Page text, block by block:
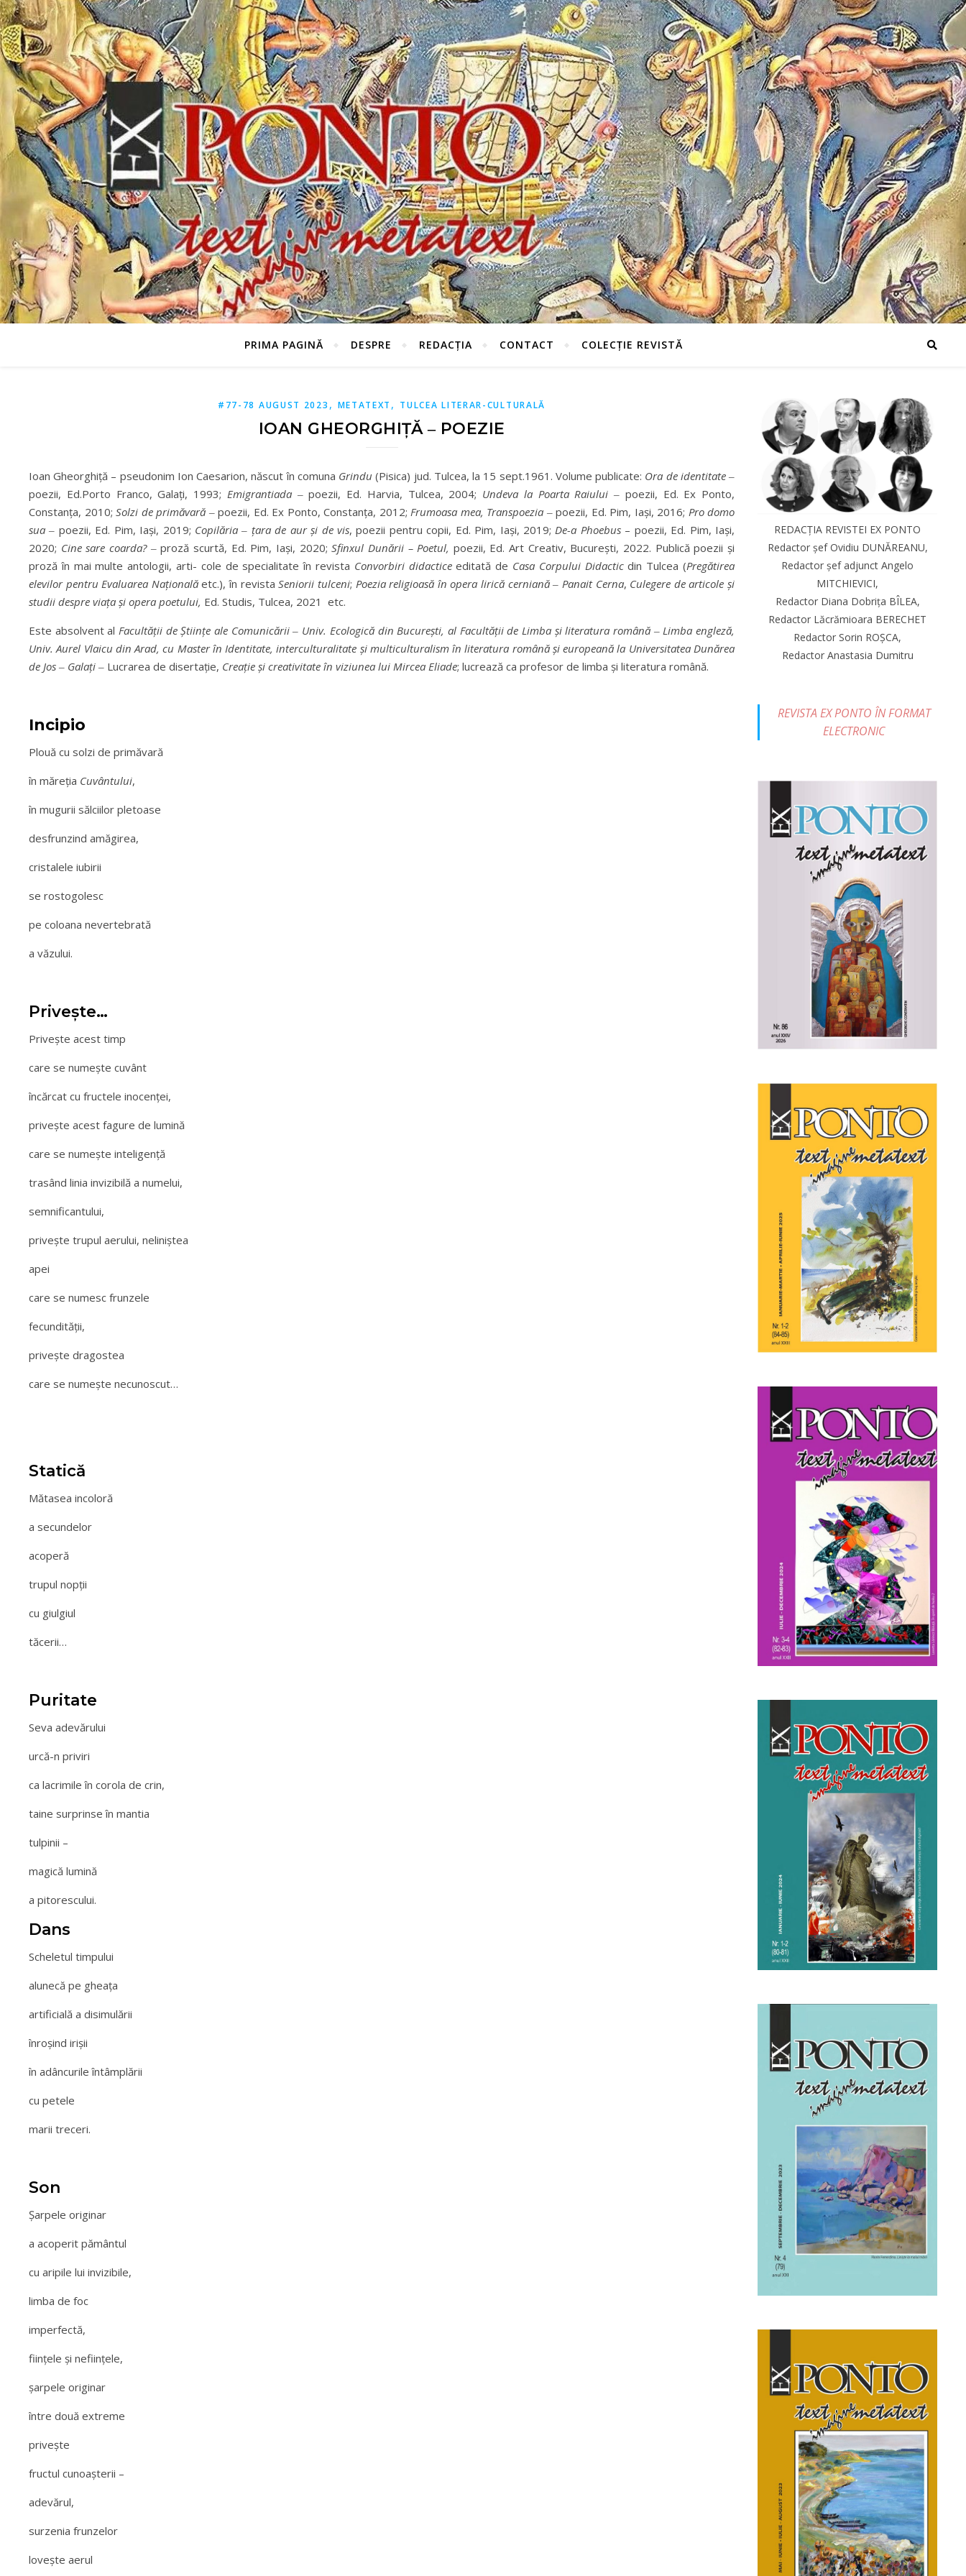
PRIMA PAGINĂ DESPRE REDACȚIA CONTACT COLECȚIE REVISTĂ
#77-78 AUGUST 2023 , METATEXT , TULCEA LITERAR-CULTURALĂ
IOAN GHEORGHIȚĂ ‒ POEZIE
Ioan Gheorghiţă – pseudonim Ion Caesarion, născut în comuna Grindu(Pisica) jud. Tulcea, la 15 sept.1961. Volume publicate: Ora de identitate‒
poezii, Ed.Porto Franco, Galaţi, 1993; Emigrantiada ‒ poezii, Ed. Harvia, Tulcea, 2004; Undeva la Poarta Raiului ‒ poezii, Ed. Ex Ponto,
Constanţa, 2010; Solzi de primăvară ‒ poezii, Ed. Ex Ponto, Constanţa, 2012; Frumoasa mea, Transpoezia ‒ poezii, Ed. Pim, Iaşi, 2016; Pro domo
sua‒ poezii, Ed. Pim, Iaşi, 2019; Copilăria‒ ţara de aur şi de vis, poezii pentru copii, Ed. Pim, Iaşi, 2019;De-a Phoebus – poezii, Ed. Pim, Iaşi,
2020; Cine sare coarda? ‒ proză scurtă, Ed. Pim, Iaşi, 2020;Sfinxul Dunării – Poetul, poezii, Ed. Art Creativ, Bucureşti, 2022. Publică poezii şi
proză în mai multe antologii, arti- cole de specialitate în revista Convorbiri didacticeeditată de Casa Corpului Didacticdin Tulcea (Pregătirea
elevilor pentru Evaluarea Naţionalăetc.), în revistaSeniorii tulceni; Poezia religioasă în opera lirică cerniană‒ Panait Cerna, Culegere de articole şi
studii despre viaţa şi opera poetului, Ed. Studis, Tulcea, 2021 etc.
Este absolvent alFacultăţii de Ştiinţe ale Comunicării‒ Univ. Ecologică din Bucureşti, al Facultăţii de Limba şi literatura română ‒Limba engleză,
Univ. Aurel Vlaicu din Arad, cu Master în Identitate, interculturalitate şi multiculturalism în literatura română şi europeană la Universitatea Dunărea
de Jos ‒ Galaţi ‒ Lucrarea de disertaţie, Creaţie şi creativitate în viziunea lui Mircea Eliade; lucrează ca profesor de limba şi literatura română.
Incipio
Plouă cu solzi de primăvară
în măreţia Cuvântului,
în mugurii sălciilor pletoase
desfrunzind amăgirea,
cristalele iubirii
se rostogolesc
pe coloana nevertebrată
a văzului.
Priveşte…
Priveşte acest timp
care se numeşte cuvânt
încărcat cu fructele inocenţei,
priveşte acest fagure de lumină
care se numeşte inteligenţă
trasând linia invizibilă a numelui,
semnificantului,
priveşte trupul aerului, neliniştea
apei
care se numesc frunzele
fecundităţii,
priveşte dragostea
care se numeşte necunoscut…
Statică
Mătasea incoloră
a secundelor
acoperă
trupul nopţii
cu giulgiul
tăcerii…
Puritate
Seva adevărului
urcă-n priviri
ca lacrimile în corola de crin,
taine surprinse în mantia
tulpinii –
magică lumină
a pitorescului.
Dans
Scheletul timpului
alunecă pe gheaţa
artificială a disimulării
înroşind irişii
în adâncurile întâmplării
cu petele
marii treceri.
Son
Şarpele originar
a acoperit pământul
cu aripile lui invizibile,
limba de foc
imperfectă,
fiinţele şi nefiinţele,
şarpele originar
între două extreme
priveşte
fructul cunoaşterii –
adevărul,
surzenia frunzelor
loveşte aerul
REDACȚIA REVISTEI EX PONTO
Redactor șef Ovidiu DUNĂREANU,
Redactor șef adjunct Angelo
MITCHIEVICI,
Redactor Diana Dobrița BÎLEA,
Redactor Lăcrămioara BERECHET
Redactor Sorin ROȘCA,
Redactor Anastasia Dumitru
REVISTA EX PONTO ÎN FORMAT
ELECTRONIC